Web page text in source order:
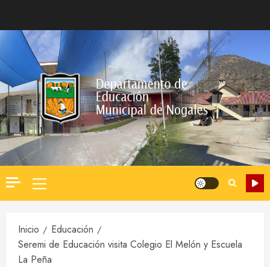
contenido
Menú
principal
Inicio
Educación
Seremi de Educación visita Colegio El Melón y Escuela
La Peña